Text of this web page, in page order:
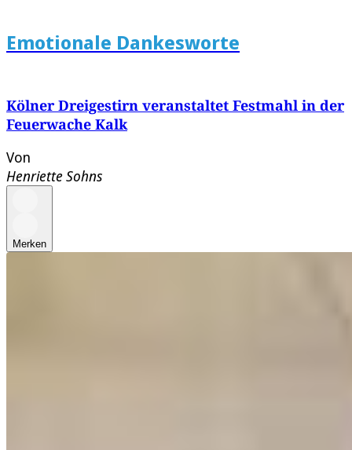
Emotionale Dankesworte
Kölner Dreigestirn veranstaltet Festmahl in der
Feuerwache Kalk
Von
Henriette Sohns
Merken